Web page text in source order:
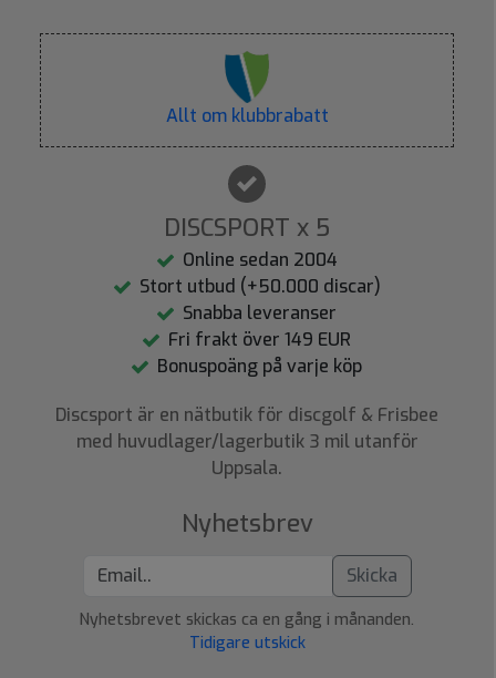
Allt om klubbrabatt
DISCSPORT x 5
Online sedan 2004
Stort utbud (+50.000 discar)
Snabba leveranser
Fri frakt över 149 EUR
Bonuspoäng på varje köp
Discsport är en nätbutik för discgolf & Frisbee
med huvudlager/lagerbutik 3 mil utanför
Uppsala.
Nyhetsbrev
Skicka
Nyhetsbrevet skickas ca en gång i månanden.
Tidigare utskick